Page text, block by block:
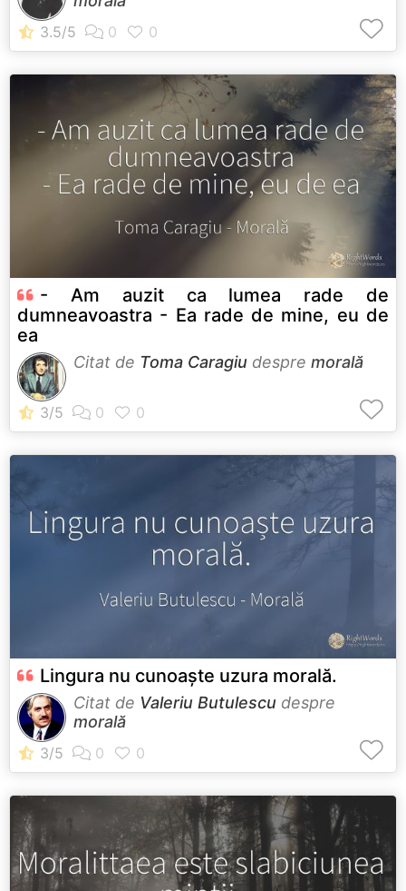
- Am auzit ca lumea rade de
dumneavoastra - Ea rade de mine, eu de
ea
Citat de Toma Caragiu despre morală
Lingura nu cunoaște uzura morală.
Citat de Valeriu Butulescu despre
morală